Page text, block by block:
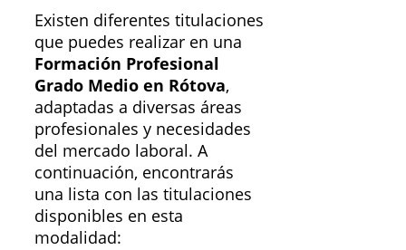
Existen diferentes titulaciones
que puedes realizar en una
Formación Profesional
Grado Medio en Rótova,
adaptadas a diversas áreas
profesionales y necesidades
del mercado laboral. A
continuación, encontrarás
una lista con las titulaciones
disponibles en esta
modalidad: